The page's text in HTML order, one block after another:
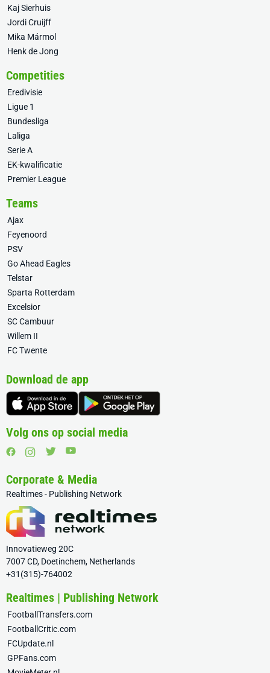
Kaj Sierhuis
Jordi Cruijff
Mika Mármol
Henk de Jong
Competities
Eredivisie
Ligue 1
Bundesliga
Laliga
Serie A
EK-kwalificatie
Premier League
Teams
Ajax
Feyenoord
PSV
Go Ahead Eagles
Telstar
Sparta Rotterdam
Excelsior
SC Cambuur
Willem II
FC Twente
Download de app
Volg ons op social media
Corporate & Media
Realtimes - Publishing Network
Innovatieweg 20C
7007 CD, Doetinchem, Netherlands
+31(315)-764002
Realtimes | Publishing Network
FootballTransfers.com
FootballCritic.com
FCUpdate.nl
GPFans.com